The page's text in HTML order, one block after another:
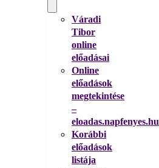
Váradi
Tibor
online
előadásai
Online
előadások
megtekintése
–
eloadas.napfenyes.hu
Korábbi
előadások
listája